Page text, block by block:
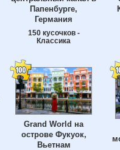
Папенбурге,
Германия
150 кусочков -
Классика
Grand World на
острове Фукуок,
Вьетнам